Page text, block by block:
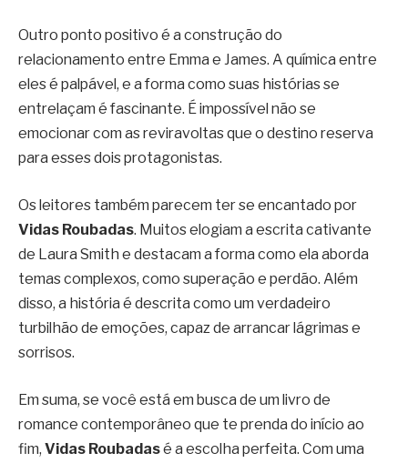
Outro ponto positivo é a construção do
relacionamento entre Emma e James. A química entre
eles é palpável, e a forma como suas histórias se
entrelaçam é fascinante. É impossível não se
emocionar com as reviravoltas que o destino reserva
para esses dois protagonistas.
Os leitores também parecem ter se encantado por
Vidas Roubadas. Muitos elogiam a escrita cativante
de Laura Smith e destacam a forma como ela aborda
temas complexos, como superação e perdão. Além
disso, a história é descrita como um verdadeiro
turbilhão de emoções, capaz de arrancar lágrimas e
sorrisos.
Em suma, se você está em busca de um livro de
romance contemporâneo que te prenda do início ao
fim, Vidas Roubadasé a escolha perfeita. Com uma